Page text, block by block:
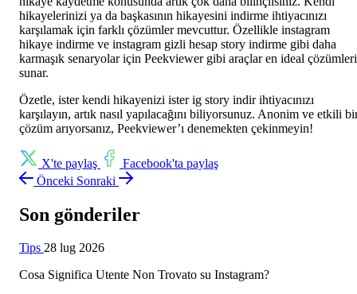
hikayelerinizi ya da başkasının hikayesini indirme ihtiyacınızı
karşılamak için farklı çözümler mevcuttur. Özellikle instagram
hikaye indirme ve instagram gizli hesap story indirme gibi daha
karmaşık senaryolar için Peekviewer gibi araçlar en ideal çözümleri
sunar.
Özetle, ister kendi hikayenizi ister ig story indir ihtiyacınızı
karşılayın, artık nasıl yapılacağını biliyorsunuz. Anonim ve etkili
çözüm arıyorsanız, Peekviewer’ı denemekten çekinmeyin!
X'te paylaş
Facebook'ta paylaş
Önceki Sonraki
Son gönderiler
Tips 28 lug 2026
Cosa Significa Utente Non Trovato su Instagram?